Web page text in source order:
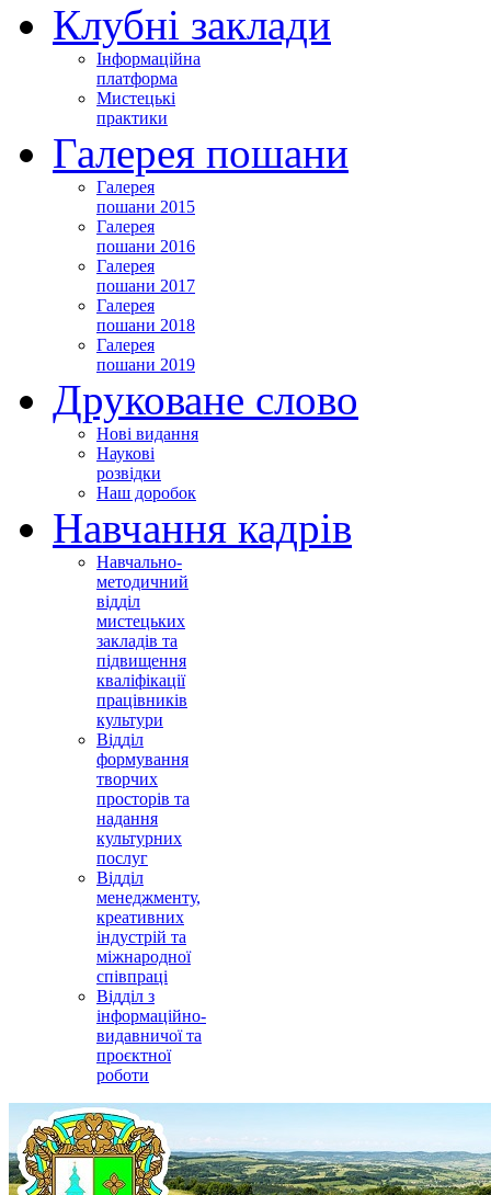
Клубні заклади
Інформаційна
платформа
Мистецькі
практики
Галерея пошани
Галерея
пошани 2015
Галерея
пошани 2016
Галерея
пошани 2017
Галерея
пошани 2018
Галерея
пошани 2019
Друковане слово
Нові видання
Наукові
розвідки
Наш доробок
Навчання кадрів
Навчально-
методичний
відділ
мистецьких
закладів та
підвищення
кваліфікації
працівників
культури
Відділ
формування
творчих
просторів та
надання
культурних
послуг
Відділ
менеджменту,
креативних
індустрій та
міжнародної
співпраці
Відділ з
інформаційно-
видавничої та
проєктної
роботи